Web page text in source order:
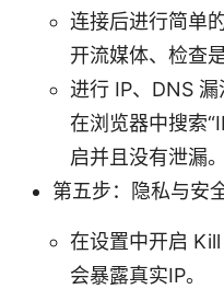
连接后进行简单
开流媒体、检查
进行 IP、DNS
在浏览器中搜索
启并且没有泄漏。
第五步：隐私与安
在设置中开启
会暴露真实IP。